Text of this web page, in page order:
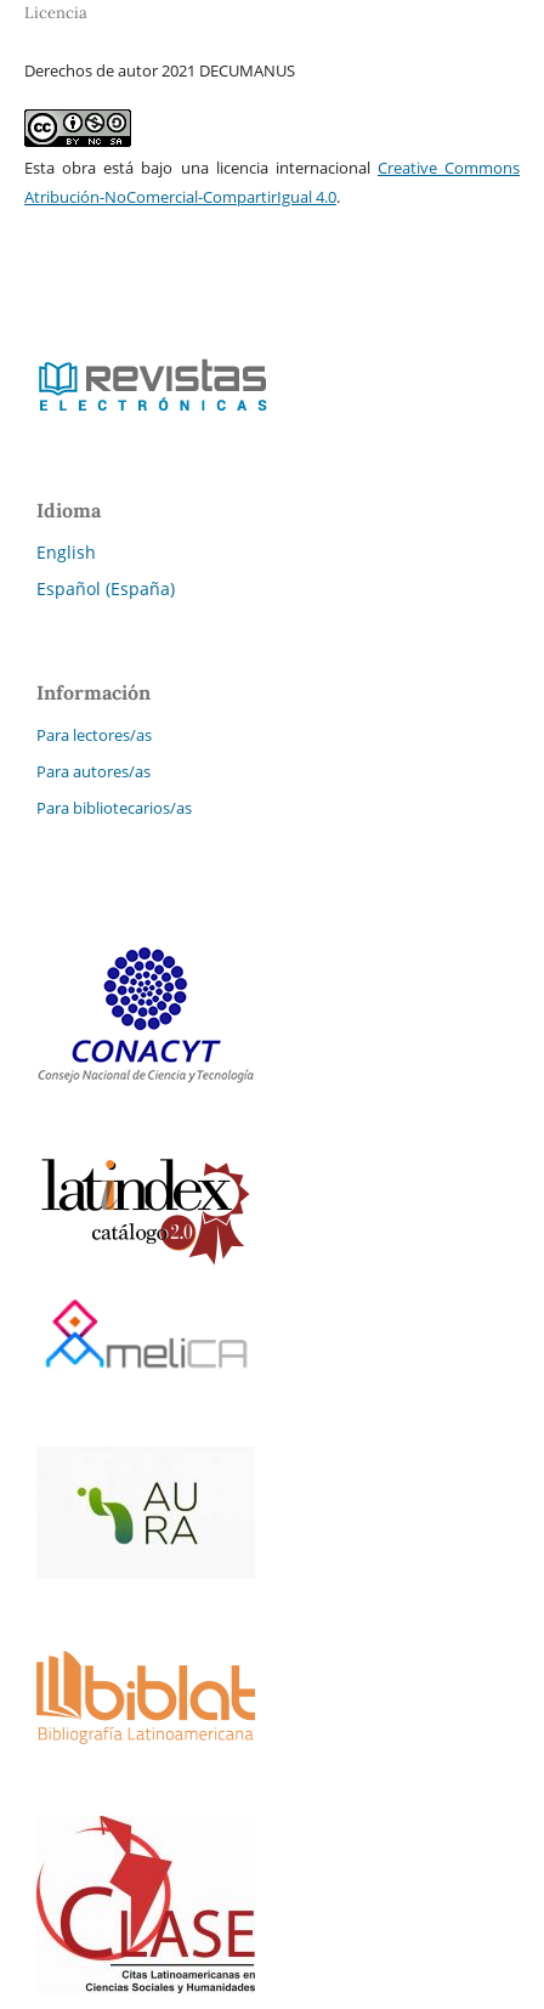
Licencia
Derechos de autor 2021 DECUMANUS
Esta obra está bajo una licencia internacional Creative Commons
Atribución-NoComercial-CompartirIgual 4.0.
Idioma
English
Español (España)
Información
Para lectores/as
Para autores/as
Para bibliotecarios/as